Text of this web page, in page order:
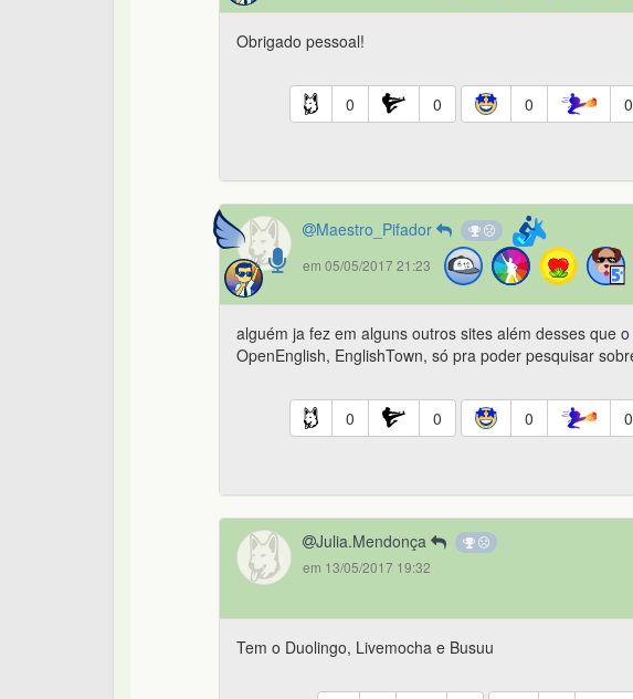
Obrigado pessoal!
0 0 0 0
Maestro_Pifador
em 05/05/2017 21:23
alguém ja fez em alguns outros sites além desses que o
OpenEnglish, EnglishTown, só pra poder pesquisar
0 0 0 0
Julia.Mendonça
em 13/05/2017 19:32
Tem o Duolingo, Livemocha e Busuu